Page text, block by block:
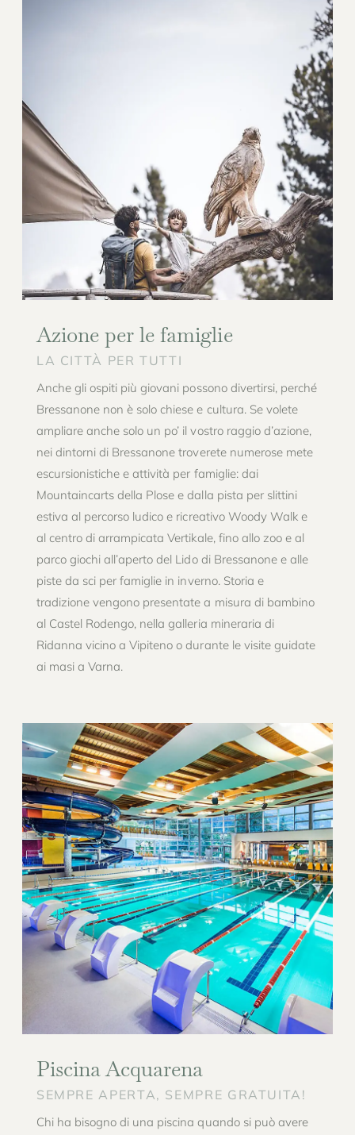
Azione per le famiglie
LA CITTÀ PER TUTTI
Anche gli ospiti più giovani possono divertirsi, perché
Bressanone non è solo chiese e cultura. Se volete
ampliare anche solo un po’ il vostro raggio d’azione,
nei dintorni di Bressanone troverete numerose mete
escursionistiche e attività per famiglie: dai
Mountaincarts della Plose e dalla pista per slittini
estiva al percorso ludico e ricreativo Woody Walk e
al centro di arrampicata Vertikale, fino allo zoo e al
parco giochi all’aperto del Lido di Bressanone e alle
piste da sci per famiglie in inverno. Storia e
tradizione vengono presentate a misura di bambino
al Castel Rodengo, nella galleria mineraria di
Ridanna vicino a Vipiteno o durante le visite guidate
ai masi a Varna.
Piscina Acquarena
SEMPRE APERTA, SEMPRE GRATUITA!
Chi ha bisogno di una piscina quando si può avere